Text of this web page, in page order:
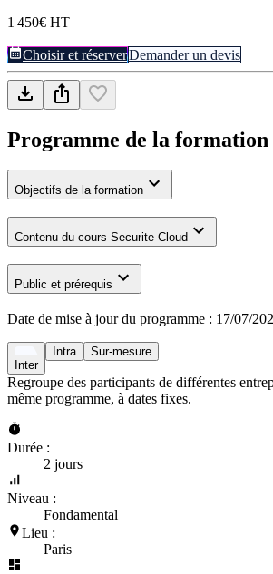
1 450€ HT
Choisir et réserverDemander un devis
Programme de la formation
Objectifs de la formation
Contenu du cours Securite Cloud
Public et prérequis
Date de mise à jour du programme : 17/07/
Inter
Intra Sur-mesure
Regroupe des participants de différentes
même programme, à dates fixes.
Durée :
2 jours
Niveau :
Fondamental
Lieu :
Paris